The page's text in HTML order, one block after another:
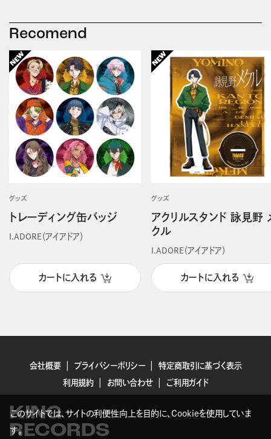
Recomend
グッズ
トレーディング缶バッジ
I.ADORE（アイアドア）
カートに入れる
グッズ
アクリルスタンド 詠見野
クル
I.ADORE（アイアドア）
カートに入れる
会社概要 プライバシーポリシー
特定商取引に基づく表示
利用規約
お問い合わせ ご利用ガイド
KING
RECORDS
このサイトでは、サイトの利便性向上を目的に、Cookieを使用していま
す。